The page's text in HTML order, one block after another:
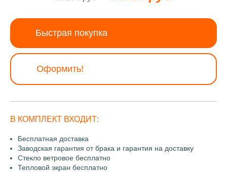
Быстрая покупка
Оформить!
В КОМПЛЕКТ ВХОДИТ:
Бесплатная доставка
Заводская гарантия от брака и гарантия на доставку
Стекло ветровое бесплатно
Тепловой экран бесплатно